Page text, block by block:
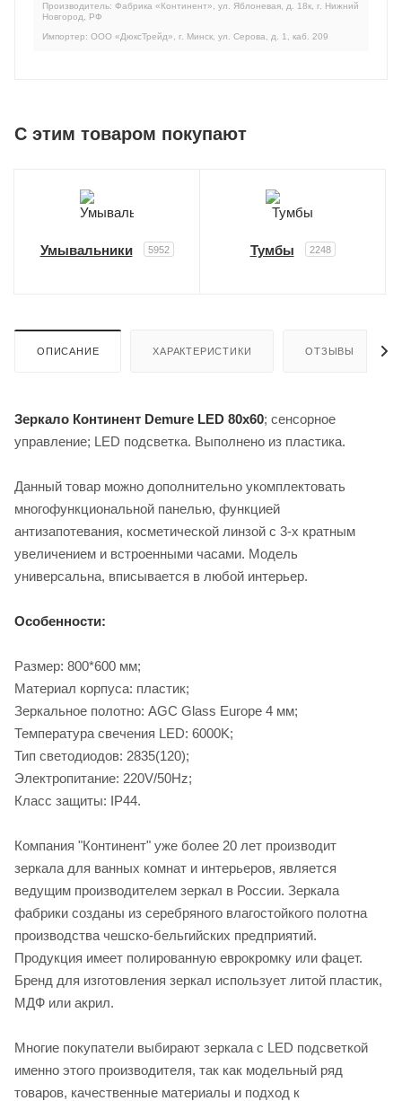
Производитель: Фабрика «Континент», ул. Яблоневая, д. 18к, г. Нижний
Новгород, РФ
Импортер: ООО «ДюксТрейд», г. Минск, ул. Серова, д. 1, каб. 209
C этим товаром покупают
Умывальники 5952 Тумбы 2248
ОПИСАНИЕ ХАРАКТЕРИСТИКИ ОТЗЫВЫ
Зеркало Континент Demure LED 80х60; сенсорное
управление; LED подсветка. Выполнено из пластика.
Данный товар можно дополнительно укомплектовать
многофункциональной панелью, функцией
антизапотевания, косметической линзой с 3-х кратным
увеличением и встроенными часами. Модель
универсальна, вписывается в любой интерьер.
Особенности:
Размер: 800*600 мм;
Материал корпуса: пластик;
Зеркальное полотно: AGC Glass Europe 4 мм;
Температура свечения LED: 6000K;
Тип светодиодов: 2835(120);
Электропитание: 220V/50Hz;
Класс защиты: IP44.
Компания "Континент" уже более 20 лет производит
зеркала для ванных комнат и интерьеров, является
ведущим производителем зеркал в России. Зеркала
фабрики созданы из серебряного влагостойкого полотна
производства чешско-бельгийских предприятий.
Продукция имеет полированную еврокромку или фацет.
Бренд для изготовления зеркал использует литой пластик,
МДФ или акрил.
Многие покупатели выбирают зеркала с LED подсветкой
именно этого производителя, так как модельный ряд
товаров, качественные материалы и подход к